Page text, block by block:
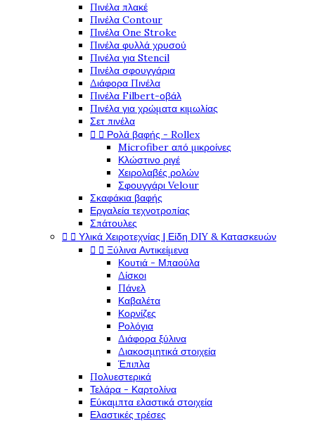
Πινέλα πλακέ
Πινέλα Contour
Πινέλα One Stroke
Πινέλα φυλλά χρυσού
Πινέλα για Stencil
Πινέλα σφουγγάρια
Διάφορα Πινέλα
Πινέλα Filbert-οβάλ
Πινέλα για χρώματα κιμωλίας
Σετ πινέλα
  Ρολά βαφής - Rollex
Microfiber από μικροίνες
Κλώστινο ριγέ
Χειρολαβές ρολών
Σφουγγάρι Velour
Σκαφάκια βαφής
Εργαλεία τεχνοτροπίας
Σπάτουλες
  Υλικά Χειροτεχνίας | Είδη DIY & Κατασκευών
  Ξύλινα Αντικείμενα
Κουτιά - Μπαούλα
Δίσκοι
Πάνελ
Καβαλέτα
Κορνίζες
Ρολόγια
Διάφορα ξύλινα
Διακοσμητικά στοιχεία
Έπιπλα
Πολυεστερικά
Τελάρα - Καρτολίνα
Εύκαμπτα ελαστικά στοιχεία
Ελαστικές τρέσες